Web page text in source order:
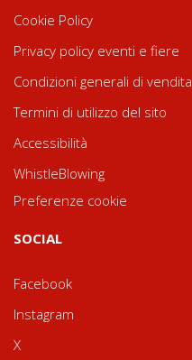
Cookie Policy
Privacy policy eventi e fiere
Condizioni generali di vendita
Termini di utilizzo del sito
Accessibilità
WhistleBlowing
Preferenze cookie
SOCIAL
Facebook
Instagram
X